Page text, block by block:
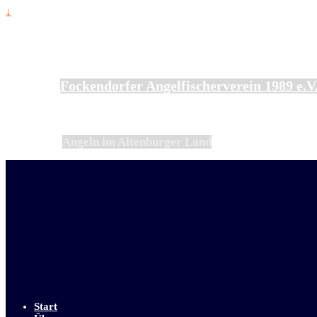
↓
Fockendorfer Angelfischerverein 1989 e.V.
Start